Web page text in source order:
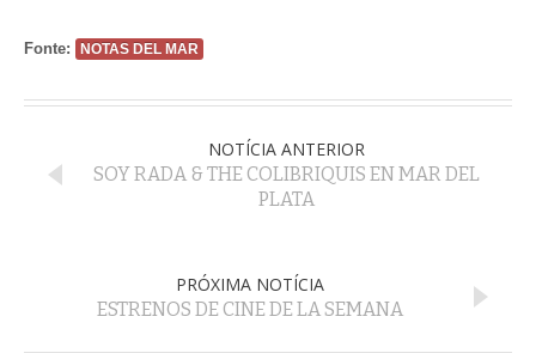
Fonte: NOTAS DEL MAR
NOTÍCIA ANTERIOR
SOY RADA & THE COLIBRIQUIS EN MAR DEL
PLATA
PRÓXIMA NOTÍCIA
ESTRENOS DE CINE DE LA SEMANA